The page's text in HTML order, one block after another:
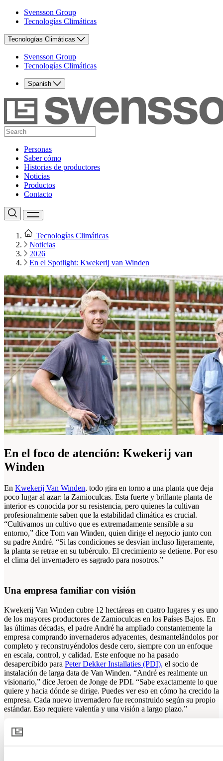
Svensson Group
Tecnologías Climáticas
Tecnologías Climáticas
Svensson Group
Tecnologías Climáticas
Spanish
Personas
Saber cómo
Historias de productores
Noticias
Productos
Contacto
Tecnologías Climáticas
Noticias
2026
En el Spotlight: Kwekerij van Winden
En el foco de atención: Kwekerij van
Winden
En Kwekerij Van Winden, todo gira en torno a una planta que deja
poco lugar al azar: la Zamioculcas. Esta fuerte y brillante planta de
interior es conocida por su resistencia, pero quienes la cultivan
profesionalmente saben que la estabilidad climática es crucial.
“Cultivamos un cultivo que es extremadamente sensible a su
entorno,” dice Tom van Winden, quien dirige el negocio junto con
su padre André. “Si las condiciones se desvían incluso ligeramente,
la planta se retrae en su tubérculo. El crecimiento se detiene. Por eso
el clima del invernadero es sagrado para nosotros.”
Una empresa familiar con visión
Kwekerij Van Winden cubre 12 hectáreas en cuatro lugares y es uno
de los mayores productores de Zamioculcas en los Países Bajos. En
las últimas décadas, el padre André ha ampliado constantemente la
empresa comprando invernaderos adyacentes, desmantelándolos por
completo y reconstruyéndolos desde cero, siempre con un enfoque
en escala, control, y calidad. Este enfoque no ha pasado
desapercibido para Peter Dekker Installaties (PDI), el socio de
instalación de larga data de Van Winden. “André es realmente un
visionario,” dice Jeroen de Jonge de PDI. “Sabe exactamente lo que
quiere y hacia dónde se dirige. Puedes ver eso en cómo ha crecido la
empresa. Cada nuevo invernadero fue reconstruido según su propio
estándar. Eso requiere valentía y una visión a largo plazo.”
Dentro de la empresa, Tom se enfoca principalmente en el lado
comercial, mientras que André supervisa las operaciones.